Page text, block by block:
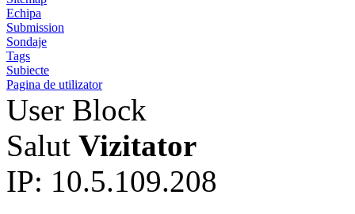
Echipa
Submission
Sondaje
Tags
Subiecte
Pagina de utilizator
User Block
Salut Vizitator
IP: 10.5.109.208